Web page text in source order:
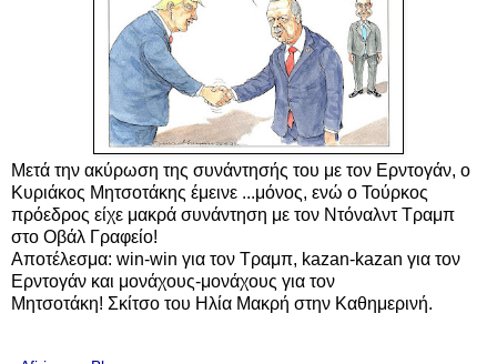
Μετά την ακύρωση της συνάντησής του με τον Ερντογάν, ο
Κυριάκος Μητσοτάκης έμεινε ...μόνος, ενώ ο Τούρκος
πρόεδρος είχε μακρά συνάντηση με τον Ντόναλντ Τραμπ
στο Οβάλ Γραφείο!
Αποτέλεσμα: win-win για τον Τραμπ, kazan-kazan για τον
Ερντογάν και μονάχους-μονάχους για τον
Μητσοτάκη! Σκίτσο του Ηλία Μακρή στην Καθημερινή.